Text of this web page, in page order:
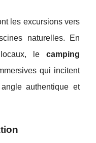
les excursions vers
naturelles. En
le camping
qui incitent
authentique et